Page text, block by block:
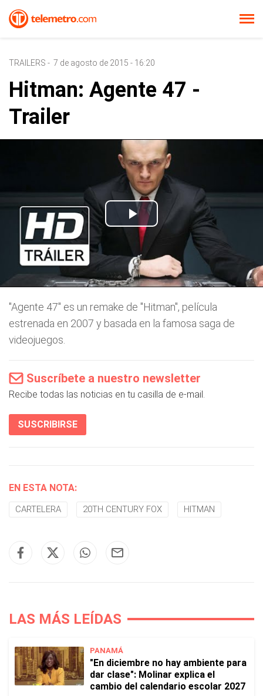
TRAILERS - 7 de agosto de 2015 - 16:20
Hitman: Agente 47 -
Trailer
Play
Video
"Agente 47" es un remake de "Hitman", película
estrenada en 2007 y basada en la famosa saga de
videojuegos.
Suscríbete a nuestro newsletter
Recibe todas las noticias en tu casilla de e-mail.
SUSCRIBIRSE
EN ESTA NOTA:
CARTELERA 20TH CENTURY FOX HITMAN
LAS MÁS LEÍDAS
PANAMÁ
"En diciembre no hay ambiente para
dar clase": Molinar explica el
cambio del calendario escolar 2027